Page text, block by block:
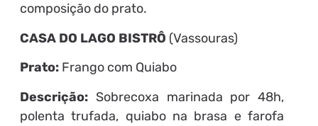
composição do prato.
CASA DO LAGO BISTRÔ (Vassouras)
Prato: Frango com Quiabo
Descrição: Sobrecoxa marinada por 48h,
polenta trufada, quiabo na brasa e farofa